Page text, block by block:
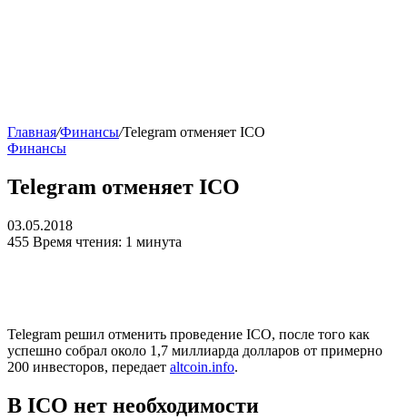
Главная/Финансы/Telegram отменяет ICO
Финансы
Telegram отменяет ICO
03.05.2018
455 Время чтения: 1 минута
Telegram решил отменить проведение ICO, после того как
успешно собрал около 1,7 миллиарда долларов от примерно
200 инвесторов, передает altcoin.info.
В ICO нет необходимости